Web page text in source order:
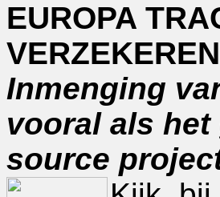
EUROPA
VERZEKEREN
Inmenging
vooral als
source